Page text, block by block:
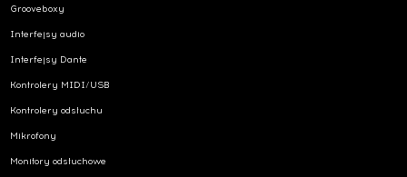
Grooveboxy
Interfejsy audio
Interfejsy Dante
Kontrolery MIDI/USB
Kontrolery odsłuchu
Mikrofony
Monitory odsłuchowe